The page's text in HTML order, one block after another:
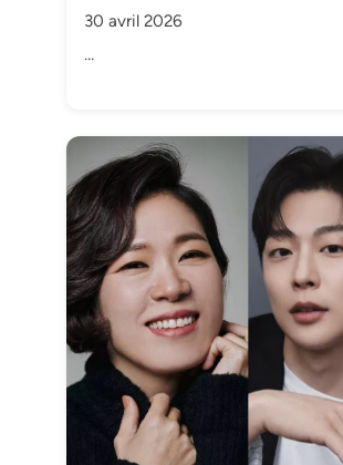
30 avril 2026
…